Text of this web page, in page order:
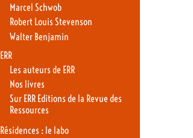
Marcel Schwob
Robert Louis Stevenson
Walter Benjamin
ERR
Les auteurs de ERR
Nos livres
Sur ERR Editions de la Revue des
Ressources
Résidences : le labo